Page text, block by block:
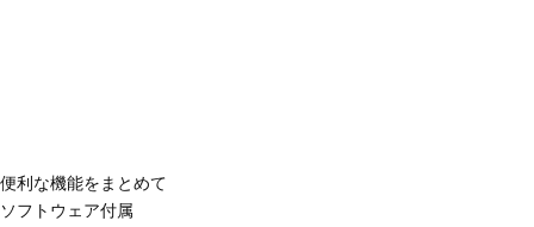
便利な機能をまとめて
ソフトウェア付属